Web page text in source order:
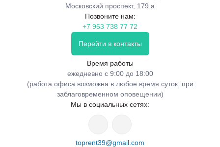
Московский проспект, 179 а
Позвоните нам:
+7 963 738 77 72
Перейти в контакты
Время работы
ежедневно с 9:00 до 18:00
(работа офиса возможна в любое время суток, при
заблаговременном оповещении)
Мы в социальных сетях:
toprent39@gmail.com